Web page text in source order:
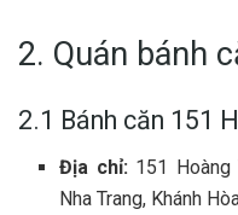
2. Quán bánh
2.1 Bánh căn 151
Địa chỉ: 151 Hoàng
Nha Trang, Khánh